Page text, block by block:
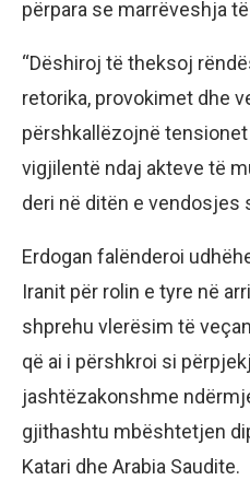
përpara se marrëveshja
“Dëshiroj të theksoj
retorika, provokimet dhe
përshkallëzojnë
vigjilentë ndaj akteve të
deri në ditën e vendosjes
Erdogan falënderoi
Iranit për rolin e tyre në
shprehu vlerësim të
që ai i përshkroi si
jashtëzakonshme
gjithashtu mbështetjen
Katari dhe Arabia Saudite.